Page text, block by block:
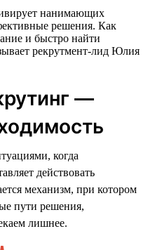
нанимающих
решения. Как
и быстро найти
рекрутмент-лид Юлия
—
когда
действовать
механизм, при котором
пути решения,
лишнее.